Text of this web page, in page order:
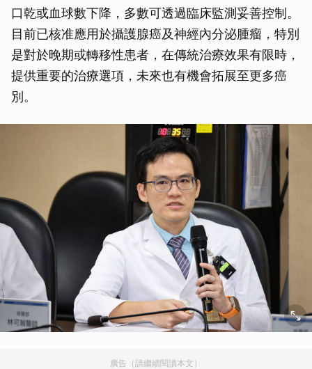
口乾或血球數下降，多數可透過臨床監測妥善控制。
目前已核准應用於攝護腺癌及神經內分泌腫瘤，特別
是對於晚期或轉移性患者，在傳統治療效果有限時，
提供重要的治療選項，未來也有機會拓展至更多癌
別。
廣告（請繼續閱讀本文）